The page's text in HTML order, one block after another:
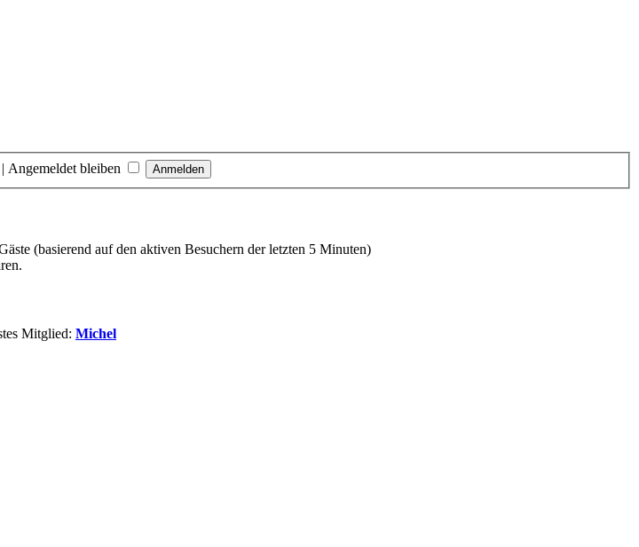
| Angemeldet bleiben
(basierend auf den aktiven Besuchern der letzten 5 Minuten)
Mitglied: Michel